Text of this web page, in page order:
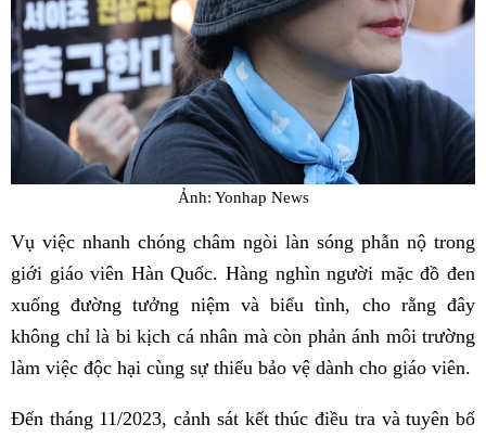
Ảnh: Yonhap News
Vụ việc nhanh chóng châm ngòi làn sóng phẫn nộ trong
giới giáo viên Hàn Quốc. Hàng nghìn người mặc đồ đen
xuống đường tưởng niệm và biểu tình, cho rằng đây
không chỉ là bi kịch cá nhân mà còn phản ánh môi trường
làm việc độc hại cùng sự thiếu bảo vệ dành cho giáo viên.
Đến tháng 11/2023, cảnh sát kết thúc điều tra và tuyên bố